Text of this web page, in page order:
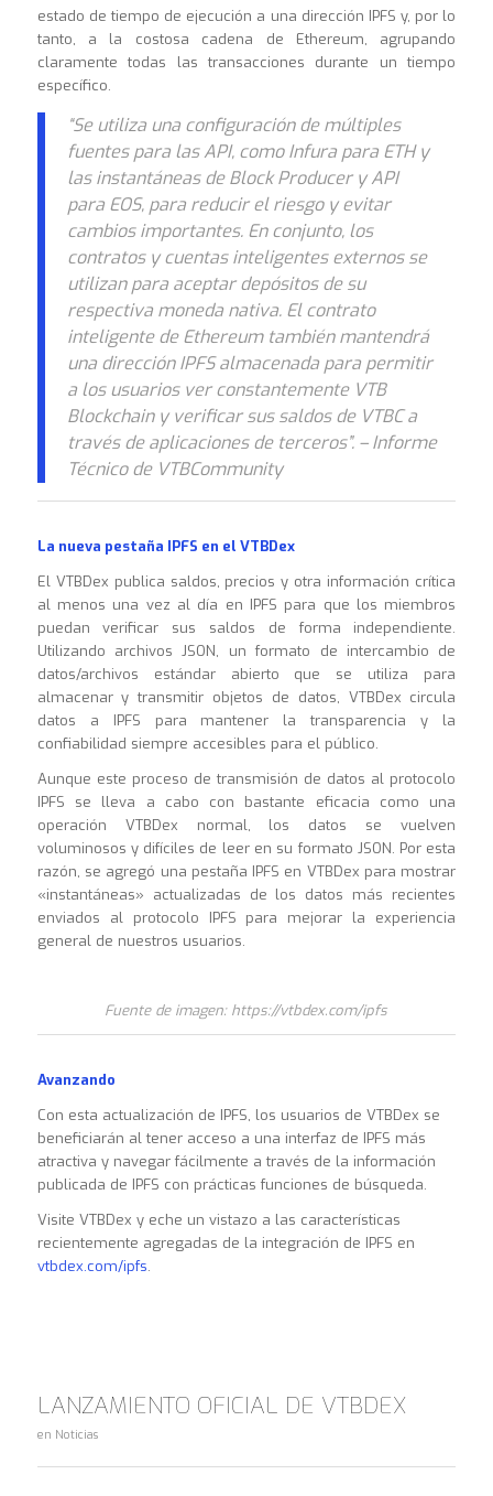
estado de tiempo de ejecución a una dirección IPFS y, por lo
tanto, a la costosa cadena de Ethereum, agrupando
claramente todas las transacciones durante un tiempo
específico.
“Se utiliza una configuración de múltiples
fuentes para las API, como Infura para ETH y
las instantáneas de Block Producer y API
para EOS, para reducir el riesgo y evitar
cambios importantes. En conjunto, los
contratos y cuentas inteligentes externos se
utilizan para aceptar depósitos de su
respectiva moneda nativa. El contrato
inteligente de Ethereum también mantendrá
una dirección IPFS almacenada para permitir
a los usuarios ver constantemente VTB
Blockchain y verificar sus saldos de VTBC a
través de aplicaciones de terceros”. – Informe
Técnico de VTBCommunity
La nueva pestaña IPFS en el VTBDex
El VTBDex publica saldos, precios y otra información crítica
al menos una vez al día en IPFS para que los miembros
puedan verificar sus saldos de forma independiente.
Utilizando archivos JSON, un formato de intercambio de
datos/archivos estándar abierto que se utiliza para
almacenar y transmitir objetos de datos, VTBDex circula
datos a IPFS para mantener la transparencia y la
confiabilidad siempre accesibles para el público.
Aunque este proceso de transmisión de datos al protocolo
IPFS se lleva a cabo con bastante eficacia como una
operación VTBDex normal, los datos se vuelven
voluminosos y difíciles de leer en su formato JSON. Por esta
razón, se agregó una pestaña IPFS en VTBDex para mostrar
«instantáneas» actualizadas de los datos más recientes
enviados al protocolo IPFS para mejorar la experiencia
general de nuestros usuarios.
Fuente de imagen: https://vtbdex.com/ipfs
Avanzando
Con esta actualización de IPFS, los usuarios de VTBDex se
beneficiarán al tener acceso a una interfaz de IPFS más
atractiva y navegar fácilmente a través de la información
publicada de IPFS con prácticas funciones de búsqueda.
Visite VTBDex y eche un vistazo a las características
recientemente agregadas de la integración de IPFS en
vtbdex.com/ipfs.
LANZAMIENTO OFICIAL DE VTBDEX
en Noticias